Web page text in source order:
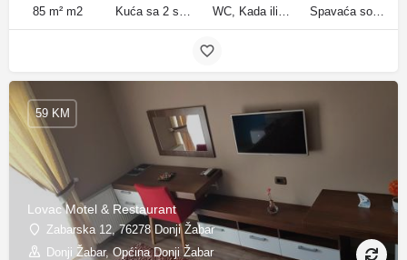
85 m² m2
Lovac Motel & Restaurant
Zabarska 12, 76278 Donji Žabar
Donji Žabar, Općina Donji Žabar
59 KM